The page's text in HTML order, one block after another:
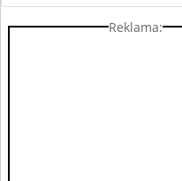
Reklama: